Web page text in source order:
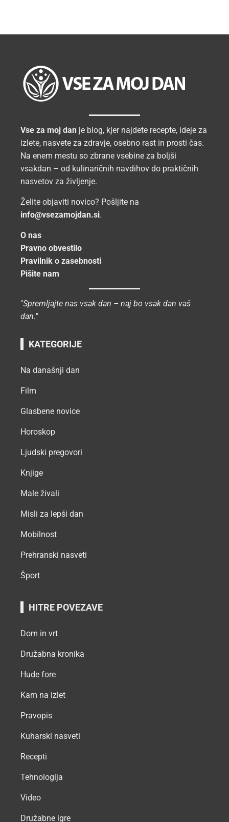
Vse za moj dan je blog, kjer najdete recepte, ideje za
izlete, nasvete za zdravje, osebno rast in prosti čas.
Na enem mestu so zbrane vsebine za boljši
vsakdan – od kulinaričnih navdihov do praktičnih
nasvetov za življenje.
Želite objaviti novico? Pošljite na
info@vsezamojdan.si.
O nas
Pravno obvestilo
Pravilnik o zasebnosti
Pišite nam
"Spremljajte nas vsak dan – naj bo vsak dan vaš
dan."
KATEGORIJE
Na današnji dan
Film
Glasbene novice
Horoskop
Ljudski pregovori
Knjige
Male živali
Misli za lepši dan
Mobilnost
Prehranski nasveti
Šport
HITRE POVEZAVE
Dom in vrt
Družabna kronika
Hude fore
Kam na izlet
Pravopis
Kuharski nasveti
Recepti
Tehnologija
Video
Družabne igre